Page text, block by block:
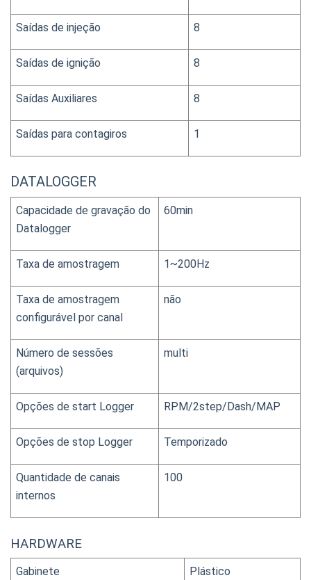
Saídas de injeção 8
Saídas de ignição 8
Saídas Auxiliares 8
Saídas para contagiros 1
DATALOGGER
Capacidade de gravação do
Datalogger
60min
Taxa de amostragem 1~200Hz
Taxa de amostragem
configurável por canal
não
Número de sessões
(arquivos)
multi
Opções de start Logger RPM/2step/Dash/MAP
Opções de stop Logger Temporizado
Quantidade de canais
internos
100
HARDWARE
Gabinete Plástico